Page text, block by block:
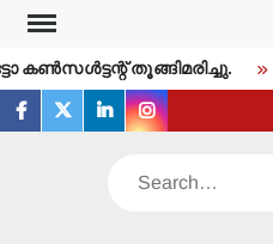
Skip
content
കണ്‍സള്‍ട്ടന്റ് തൂങ്ങിമരിച്ചു.
facebook
twitterlinkedininstagram
Search